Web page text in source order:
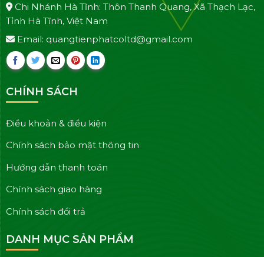
Chi Nhánh Hà Tĩnh: Thôn Thanh Quang, Xã Thạch Lạc,
Tỉnh Hà Tĩnh, Việt Nam
Email: quangtienphatcoltd@gmail.com
CHÍNH SÁCH
Điều khoản & điều kiện
Chính sách bảo mật thông tin
Hướng dẫn thanh toán
Chính sách giao hàng
Chính sách đổi trả
DANH MỤC SẢN PHẨM